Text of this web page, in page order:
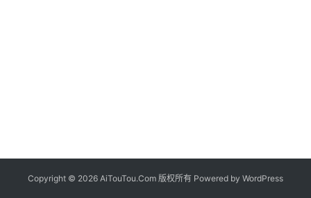
Copyright © 2026 AiTouTou.Com 版权所有 Powered by WordPress